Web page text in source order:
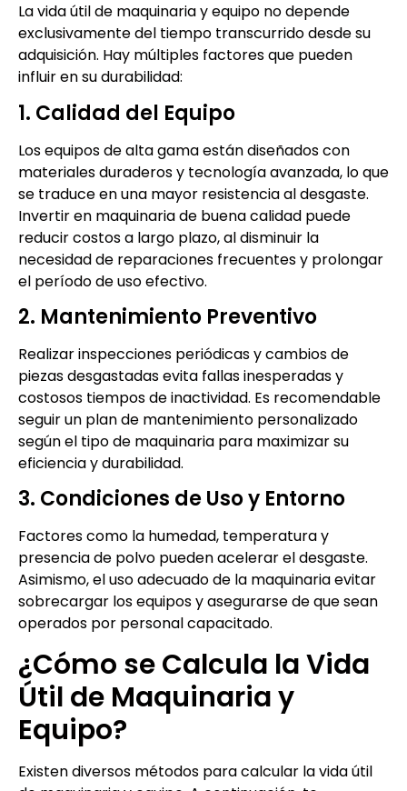
La vida útil de maquinaria y equipo no depende
exclusivamente del tiempo transcurrido desde su
adquisición. Hay múltiples factores que pueden
influir en su durabilidad:
1. Calidad del Equipo
Los equipos de alta gama están diseñados con
materiales duraderos y tecnología avanzada, lo que
se traduce en una mayor resistencia al desgaste.
Invertir en maquinaria de buena calidad puede
reducir costos a largo plazo, al disminuir la
necesidad de reparaciones frecuentes y prolongar
el período de uso efectivo.
2. Mantenimiento Preventivo
Realizar inspecciones periódicas y cambios de
piezas desgastadas evita fallas inesperadas y
costosos tiempos de inactividad. Es recomendable
seguir un plan de mantenimiento personalizado
según el tipo de maquinaria para maximizar su
eficiencia y durabilidad.
3. Condiciones de Uso y Entorno
Factores como la humedad, temperatura y
presencia de polvo pueden acelerar el desgaste.
Asimismo, el uso adecuado de la maquinaria evitar
sobrecargar los equipos y asegurarse de que sean
operados por personal capacitado.
¿Cómo se Calcula la Vida
Útil de Maquinaria y
Equipo?
Existen diversos métodos para calcular la vida útil